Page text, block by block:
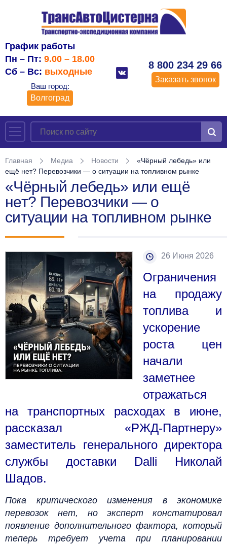
График работы
Пн – Пт: 9.00 – 18.00
Сб – Вс: выходные
Ваш город:
Волгоград
8 800 234 29 66
Заказать звонок
Главная Медиа Новости
«Чёрный лебедь» или
ещё нет? Перевозчики — о ситуации на топливном рынке
«Чёрный лебедь» или ещё
нет? Перевозчики — о
ситуации на топливном рынке
26 Июня 2026
Ограничения
на продажу
топлива и
ускорение
роста цен
начали
заметнее
отражаться
на транспортных расходах в июне,
рассказал «РЖД-Партнеру»
заместитель генерального директора
службы доставки Dalli Николай
Шадов.
Пока критического изменения в экономике
перевозок нет, но эксперт констатировал
появление дополнительного фактора, который
теперь требует учета при планировании